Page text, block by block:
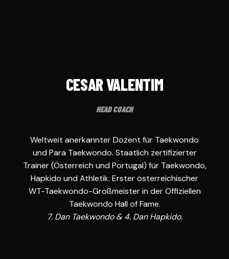
CESAR VALENTIM
HEAD COACH
Weltweit anerkannter Dozent für Taekwondo
und Para Taekwondo. Staatlich zertifizierter
Trainer (Österreich und Portugal) für Taekwondo,
Hapkido und Athletik. Erster österreichischer
WT-Taekwondo-Großmeister in der Offiziellen
Taekwondo Hall of Fame.
7. Dan Taekwondo & 4. Dan Hapkido.